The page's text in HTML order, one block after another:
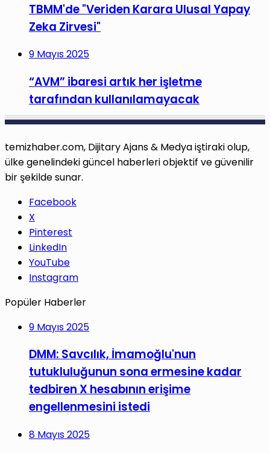
TBMM'de "Veriden Karara Ulusal Yapay
Zeka Zirvesi"
9 Mayıs 2025
“AVM” ibaresi artık her işletme
tarafından kullanılamayacak
temizhaber.com, Dijitary Ajans & Medya iştiraki olup,
ülke genelindeki güncel haberleri objektif ve güvenilir
bir şekilde sunar.
Facebook
X
Pinterest
LinkedIn
YouTube
Instagram
Popüler Haberler
9 Mayıs 2025
DMM: Savcılık, İmamoğlu'nun
tutukluluğunun sona ermesine kadar
tedbiren X hesabının erişime
engellenmesini istedi
8 Mayıs 2025